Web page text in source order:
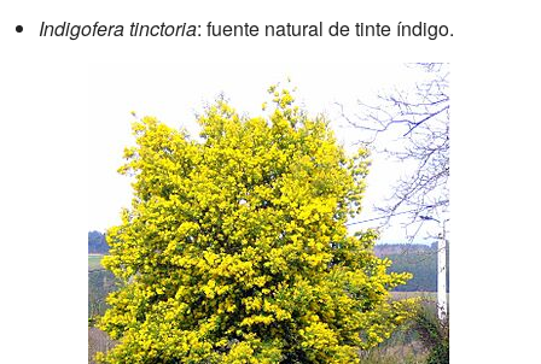
Indigofera tinctoria: fuente natural de tinte índigo.